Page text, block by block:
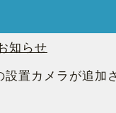
知らせ
設置カメラが追加